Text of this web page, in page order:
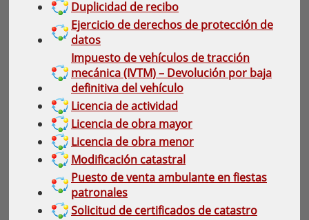
Duplicidad de recibo
Ejercicio de derechos de protección de
datos
Impuesto de vehículos de tracción
mecánica (IVTM) – Devolución por baja
definitiva del vehículo
Licencia de actividad
Licencia de obra mayor
Licencia de obra menor
Modificación catastral
Puesto de venta ambulante en fiestas
patronales
Solicitud de certificados de catastro